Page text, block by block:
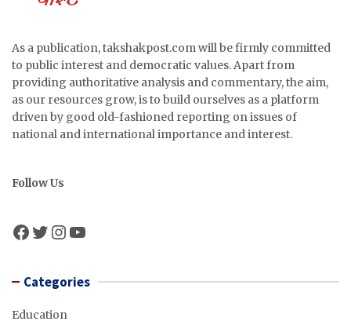
As a publication, takshakpost.com will be firmly committed
to public interest and democratic values. Apart from
providing authoritative analysis and commentary, the aim,
as our resources grow, is to build ourselves as a platform
driven by good old-fashioned reporting on issues of
national and international importance and interest.
Follow Us
Facebook
Twitter
Instagram
YouTube
Categories
Education